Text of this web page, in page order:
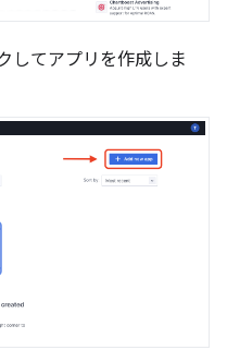
してアプリを作成しま